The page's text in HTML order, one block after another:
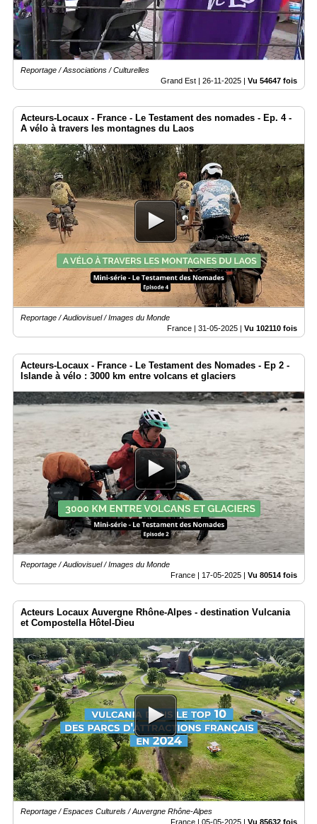
Reportage / Associations / Culturelles
Grand Est | 26-11-2025 Vu 54647 fois
Acteurs-Locaux - France - Le Testament des nomades - Ep. 4 -
A vélo à travers les montagnes du Laos
Reportage / Audiovisuel / Images du Monde
France | 31-05-2025 | Vu 102110 fois
Acteurs-Locaux - France - Le Testament des Nomades - Ep 2 -
Islande à vélo : 3000 km entre volcans et glaciers
Reportage / Audiovisuel / Images du Monde
France | 17-05-2025 | Vu 80514 fois
Acteurs Locaux Auvergne Rhône-Alpes - destination Vulcania
et Compostella Hôtel-Dieu
Reportage / Espaces Culturels / Auvergne Rhône-Alpes
France | 05-05-2025 Vu 85632 fois